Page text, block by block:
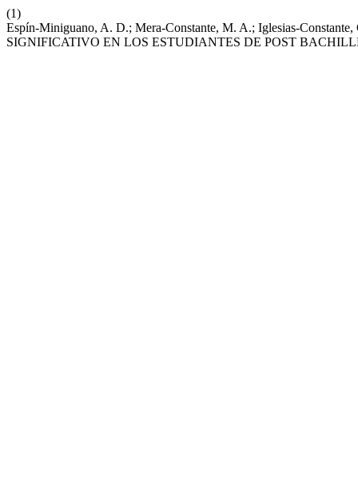
(1)
Espín-Miniguano, A. D.; Mera-Constante, M. A.; Iglesias-
SIGNIFICATIVO EN LOS ESTUDIANTES DE POST